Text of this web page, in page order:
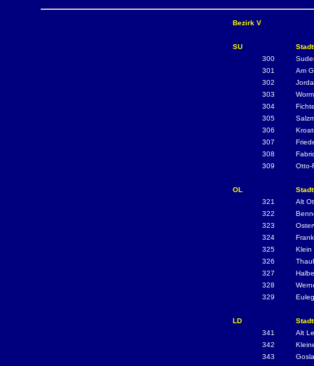
Bezirk V
SU
300
301
Am
302
303
304
305
306
307
308
309
Otto-
OL
321
Alt
322
323
324
325
Klein
326
327
328
329
LD
341
Alt
342
343